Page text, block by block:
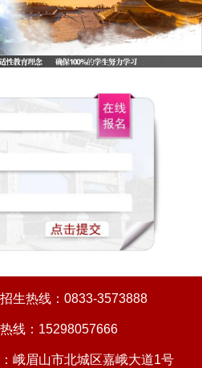
生热线：0833-3573888
线： 15298057666
峨眉山市北城区嘉峨大道1号